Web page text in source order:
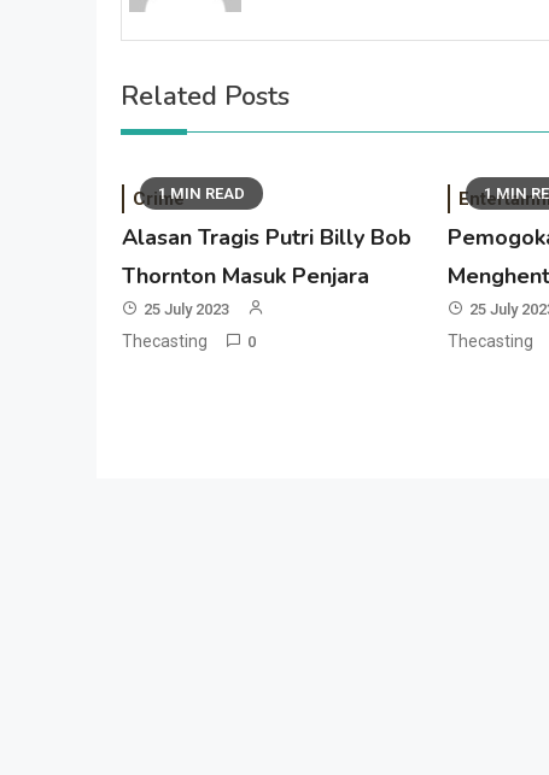
Related Posts
1 MIN READ
Crime
Alasan Tragis Putri Billy Bob
Thornton Masuk Penjara
25 July 2023
Thecasting 0
1 MIN
25 July
Thecasting